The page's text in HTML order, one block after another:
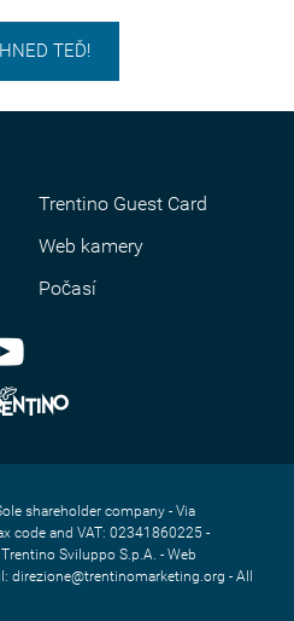
TEĎ!
Trentino Guest Card
Web kamery
Počasí
shareholder company - Via
code and VAT: 02341860225 -
Sviluppo S.p.A. - Web
direzione@trentinomarketing.org - All